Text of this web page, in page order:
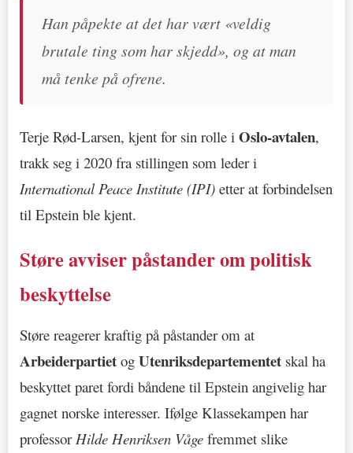
Han påpekte at det har vært «veldig
brutale ting som har skjedd», og at man
må tenke på ofrene.
Terje Rød-Larsen, kjent for sin rolle i Oslo-avtalen,
trakk seg i 2020 fra stillingen som leder i
International Peace Institute (IPI) etter at forbindelsen
til Epstein ble kjent.
Støre avviser påstander om politisk
beskyttelse
Støre reagerer kraftig på påstander om at
Arbeiderpartiet og Utenriksdepartementet skal ha
beskyttet paret fordi båndene til Epstein angivelig har
gagnet norske interesser. Ifølge Klassekampen har
professor Hilde Henriksen Våge fremmet slike